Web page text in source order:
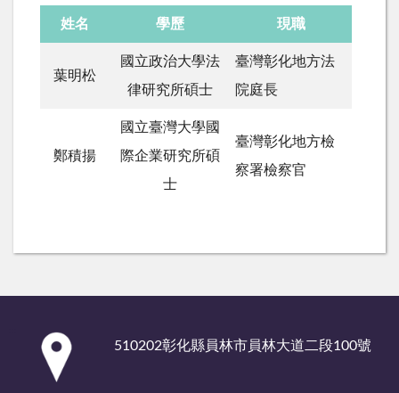
姓名 學歷 現職
葉明松
國立政治大學法
律研究所碩士
臺灣彰化地方法
院庭長
鄭積揚
國立臺灣大學國
際企業研究所碩
士
臺灣彰化地方檢
察署檢察官
510202彰化縣員林市員林大道二段100號